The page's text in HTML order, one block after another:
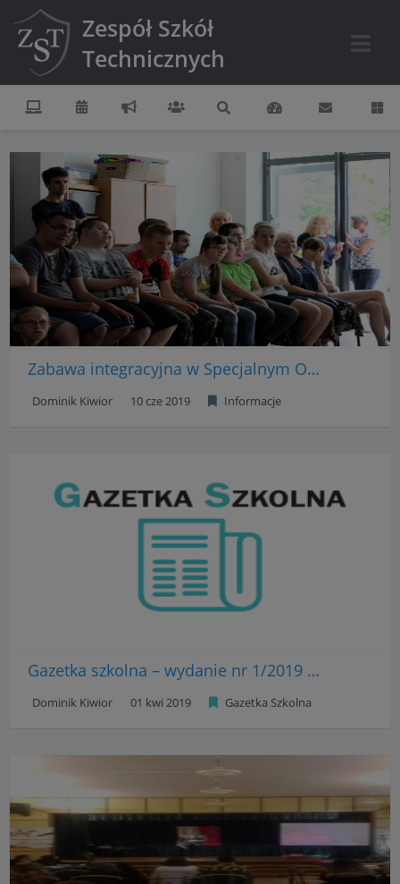
Zespół Szkół
Technicznych
Zabawa integracyjna w Specjalnym Ośrodku Szkolno-Wychowawczym w Dwudniakach
Dominik Kiwior 10 cze 2019 Informacje
Gazetka szkolna – wydanie nr 1/2019 – Marzec 2019
Dominik Kiwior 01 kwi 2019 Gazetka Szkolna